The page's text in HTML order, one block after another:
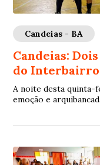
Candeias - BA
Candeias:
do
A noite desta quinta-
emoção e